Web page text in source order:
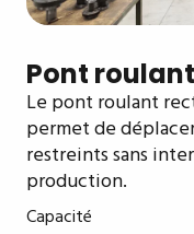
Pont
Le pont roulant
permet de
restreints sans
production.
Capacité